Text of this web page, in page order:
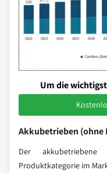
Um die
Akkubetrieben (ohne
Der
Produktkategorie im